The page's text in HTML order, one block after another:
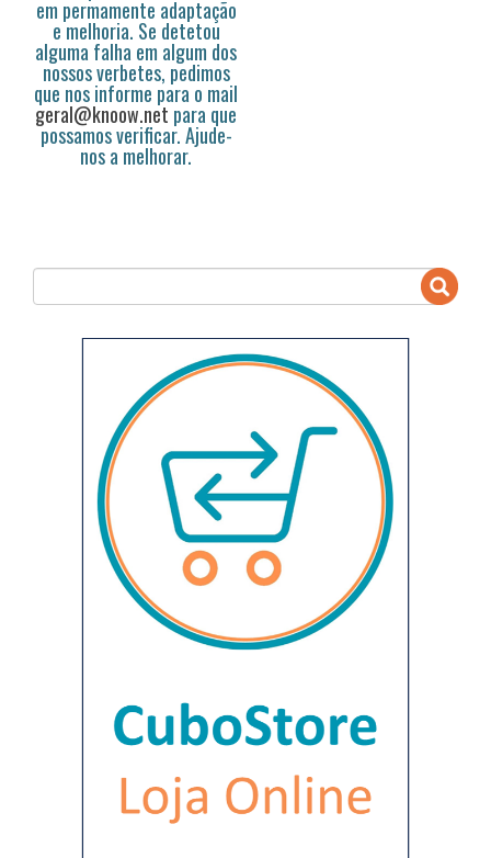
em permamente adaptação
e melhoria. Se detetou
alguma falha em algum dos
nossos verbetes, pedimos
que nos informe para o mail
geral@knoow.net para que
possamos verificar. Ajude-
nos a melhorar.